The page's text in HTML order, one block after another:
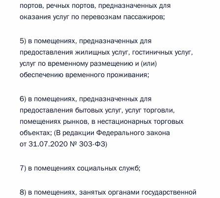
портов, речных портов, предназначенных для
оказания услуг по перевозкам пассажиров;
5) в помещениях, предназначенных для
предоставления жилищных услуг, гостиничных услуг,
услуг по временному размещению и (или)
обеспечению временного проживания;
6) в помещениях, предназначенных для
предоставления бытовых услуг, услуг торговли,
помещениях рынков, в нестационарных торговых
объектах; (В редакции Федерального закона
от 31.07.2020 № 303-ФЗ)
7) в помещениях социальных служб;
8) в помещениях, занятых органами государственной